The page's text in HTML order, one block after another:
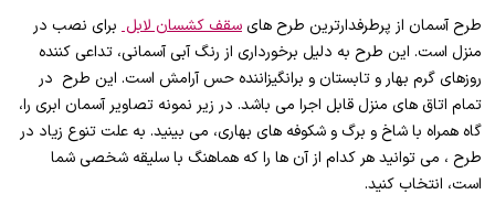
طرح آسمان از پرطرفدارترین طرح هایسقف کشسان لابل برای نصب در
منزل است. این طرح به دلیل برخورداری از رنگ آبی آسمانی، تداعی کننده
روزهای گرم بهار و تابستان و برانگیزاننده حس آرامش است. این طرح در
تمام اتاق های منزل قابل اجرا می باشد. در زیر نمونه تصاویر آسمان ابری را،
گاه همراه با شاخ و برگ و شکوفه های بهاری، می بینید. به علت تنوع زیاد در
طرح ، می توانید هر کدام از آن ها را که هماهنگ با سلیقه شخصی شما
است، انتخاب کنید.